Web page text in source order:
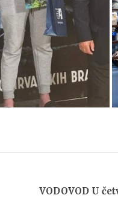
VODOVOD U